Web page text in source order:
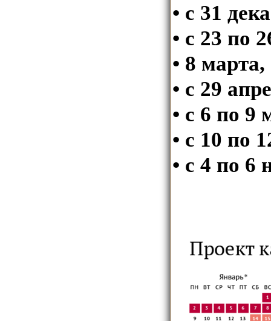
• с 31
• с 23 по
• 8 марта,
• с 29
• с 6 по 9
• с 10 по
• с 4 по 6